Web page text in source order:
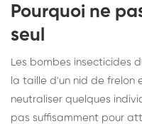
Pourquoi ne
seul
Les bombes insecticides
la taille d'un nid de frelon
neutraliser quelques
pas suffisamment pour